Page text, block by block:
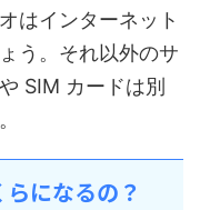
はインターネット
う。それ以外のサ
SIM カードは別
になるの？